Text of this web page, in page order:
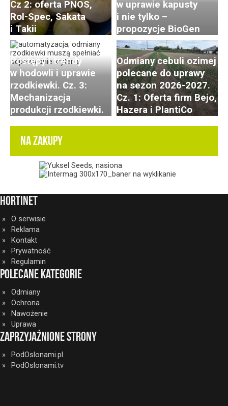
Cz 2: oferta PNOS,
Rol-Spec, Sakata
i Takii
w uprawie kapusty
i nie tylko –
propozycje BioGen
Postępy i trendy
w hodowli i uprawie
rzodkiewki. Cz. 3:
Mechanizacja
produkcji rzodkiewki.
Odmiany cebuli ozimej
polecane do uprawy
na sezon 2026-2027.
Cz. 1: Oferta firm Bejo,
Hazera i PlantiCo
NA ZAKUPY
HortiNet
O serwisie
Reklama
Kontakt
Prywatność
Regulamin
Polecane kategorie
Odmiany
Ochrona
Nawożenie
Uprawa
Zaprzyjaźnione strony
PodOslonami.pl
PodOslonami.tv